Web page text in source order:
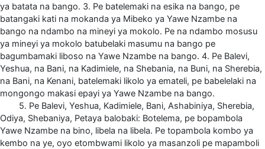
ya batata na bango. 3. Pe batelemaki na esika na bango, pe
batangaki kati na mokanda ya Mibeko ya Yawe Nzambe na
bango na ndambo na mineyi ya mokolo. Pe na ndambo mosusu
ya mineyi ya mokolo batubelaki masumu na bango pe
bagumbamaki liboso na Yawe Nzambe na bango. 4. Pe Balevi,
Yeshua, na Bani, na Kadimiele, na Shebania, na Buni, na Sherebia,
na Bani, na Kenani, batelemaki likolo ya emateli, pe babelelaki na
mongongo makasi epayi ya Yawe Nzambe na bango.
5. Pe Balevi, Yeshua, Kadimiele, Bani, Ashabiniya, Sherebia,
Odiya, Shebaniya, Petaya balobaki: Botelema, pe bopambola
Yawe Nzambe na bino, libela na libela. Pe topambola kombo ya
kembo na ye, oyo etombwami likolo ya masanzoli pe mapamboli